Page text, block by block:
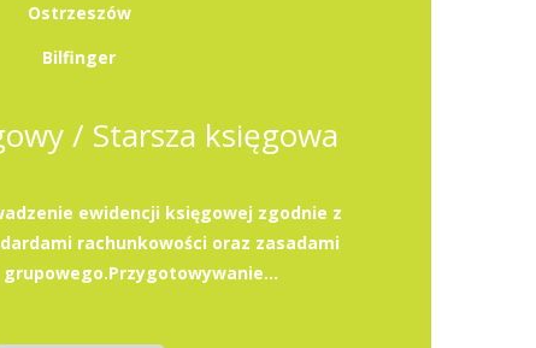
Ostrzeszów
Bilfinger
/ Starsza księgowa
ewidencji księgowej zgodnie z
rachunkowości oraz zasadami